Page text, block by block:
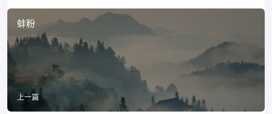
蚌粉
上一篇